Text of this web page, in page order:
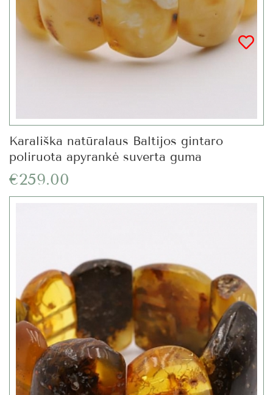
Karališka natūralaus Baltijos gintaro
poliruota apyrankė suverta guma
€259.00